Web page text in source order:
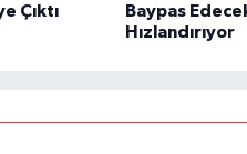
Çıktı
Baypas
Hızlandırıyor